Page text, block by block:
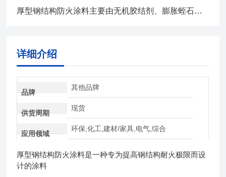
厚型钢结构防火涂料主要由无机胶结剂、膨胀蛭石等组成
详细介绍
品牌
其他品牌
供货周期
现货
应用领域
环保,化工,建材/家具,电气,综合
厚型钢结构防火涂料是一种专为提高钢结构耐火极限而设
计的涂料